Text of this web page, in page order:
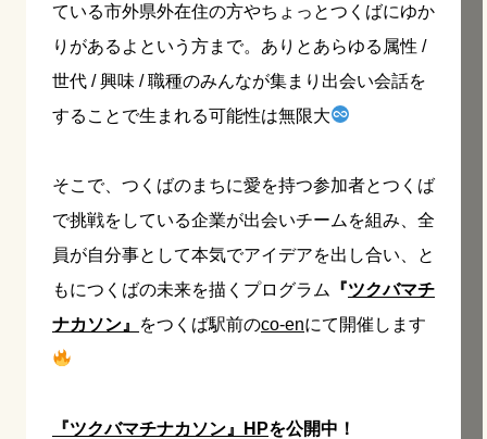
ている市外県外在住の方やちょっとつくばにゆか
りがあるよという方まで。ありとあらゆる属性 /
世代 / 興味 / 職種のみんなが集まり出会い会話を
することで生まれる可能性は無限大
そこで、つくばのまちに愛を持つ参加者とつくば
で挑戦をしている企業が出会いチームを組み、全
員が自分事として本気でアイデアを出し合い、と
もにつくばの未来を描くプログラム
『ツクバマチ
ナカソン』
をつくば駅前のco-enにて開催します
『ツクバマチナカソン』HPを公開中！